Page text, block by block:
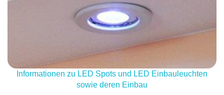
Informationen zu LED Spots und LED Einbauleuchten
sowie deren Einbau